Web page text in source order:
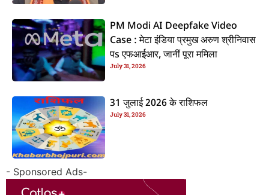
PM Modi AI Deepfake Video
Case : मेटा इंडिया प्रमुख अरुण श्रीनिवास
पs एफआईआर, जानीं पूरा ममिला
July 31, 2026
31 जुलाई 2026 के राशिफल
July 31, 2026
- Sponsored Ads-